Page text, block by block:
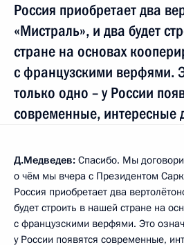
Россия приобретает два
«Мистраль», и два будет
стране на основах
с французскими верфями.
только одно – у России
современные, интересные
Д.Медведев: Спасибо. Мы
о чём мы вчера с Президентом
Россия приобретает два
будет строить в нашей стране на
с французскими верфями. Это
у России появятся современные,